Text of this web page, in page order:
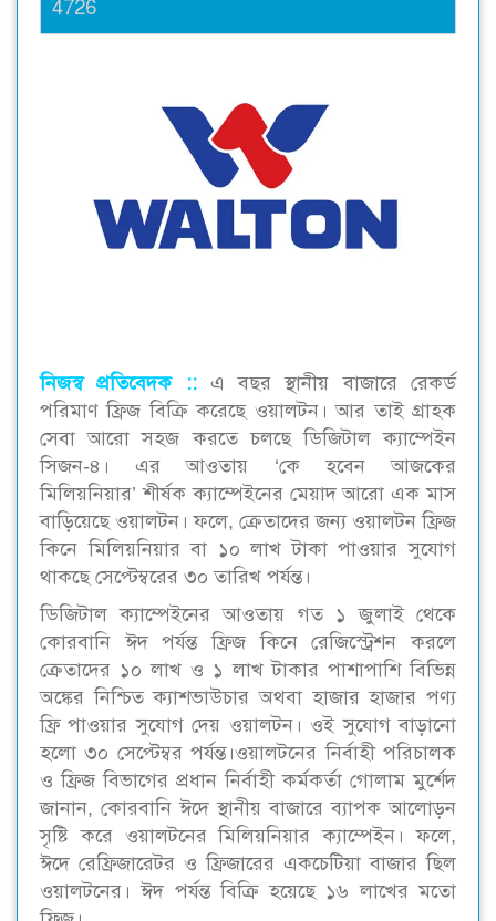
4726
নিজস্ব প্রতিবেদক ::
এ বছর স্থানীয় বাজারে রেকর্ড
পরিমাণ ফ্রিজ বিক্রি করেছে ওয়ালটন। আর তাই গ্রাহক
সেবা আরো সহজ করতে চলছে ডিজিটাল ক্যাম্পেইন
সিজন-৪। এর আওতায় ‘কে হবেন আজকের
মিলিয়নিয়ার’ শীর্ষক ক্যাম্পেইনের মেয়াদ আরো এক মাস
বাড়িয়েছে ওয়ালটন। ফলে, ক্রেতাদের জন্য ওয়ালটন ফ্রিজ
কিনে মিলিয়নিয়ার বা ১০ লাখ টাকা পাওয়ার সুযোগ
থাকছে সেপ্টেম্বরের ৩০ তারিখ পর্যন্ত।
ডিজিটাল ক্যাম্পেইনের আওতায় গত ১ জুলাই থেকে
কোরবানি ঈদ পর্যন্ত ফ্রিজ কিনে রেজিস্ট্রেশন করলে
ক্রেতাদের ১০ লাখ ও ১ লাখ টাকার পাশাপাশি বিভিন্ন
অঙ্কের নিশ্চিত ক্যাশভাউচার অথবা হাজার হাজার পণ্য
ফ্রি পাওয়ার সুযোগ দেয় ওয়ালটন। ওই সুযোগ বাড়ানো
হলো ৩০ সেপ্টেম্বর পর্যন্ত।ওয়ালটনের নির্বাহী পরিচালক
ও ফ্রিজ বিভাগের প্রধান নির্বাহী কর্মকর্তা গোলাম মুর্শেদ
জানান, কোরবানি ঈদে স্থানীয় বাজারে ব্যাপক আলোড়ন
সৃষ্টি করে ওয়ালটনের মিলিয়নিয়ার ক্যাম্পেইন। ফলে,
ঈদে রেফ্রিজারেটর ও ফ্রিজারের একচেটিয়া বাজার ছিল
ওয়ালটনের। ঈদ পর্যন্ত বিক্রি হয়েছে ১৬ লাখের মতো